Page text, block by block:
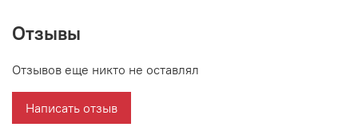
Отзывы
Отзывов еще никто не оставлял
Написать отзыв